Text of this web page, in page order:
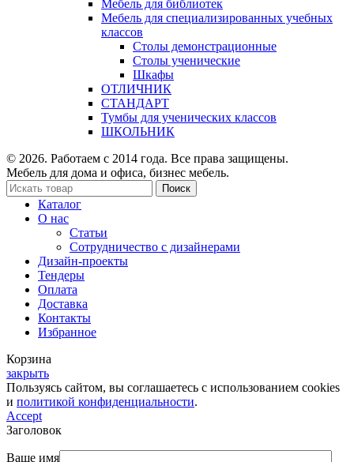
Мебель для библиотек
Мебель для специализированных учебных
классов
Столы демонстрационные
Столы ученические
Шкафы
ОТЛИЧНИК
СТАНДАРТ
Тумбы для ученических классов
ШКОЛЬНИК
© 2026. Работаем с 2014 года. Все права защищены.
Мебель для дома и офиса, бизнес мебель.
Поиск
Каталог
О нас
Статьи
Сотрудничество с дизайнерами
Дизайн-проекты
Тендеры
Оплата
Доставка
Контакты
Избранное
Корзина
закрыть
Пользуясь сайтом, вы соглашаетесь с использованием cookies
и политикой конфиденциальности.
Accept
Заголовок
Ваше имя